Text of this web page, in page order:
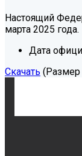
Настоящий
марта 2025 года.
Дата
Скачать (Размер